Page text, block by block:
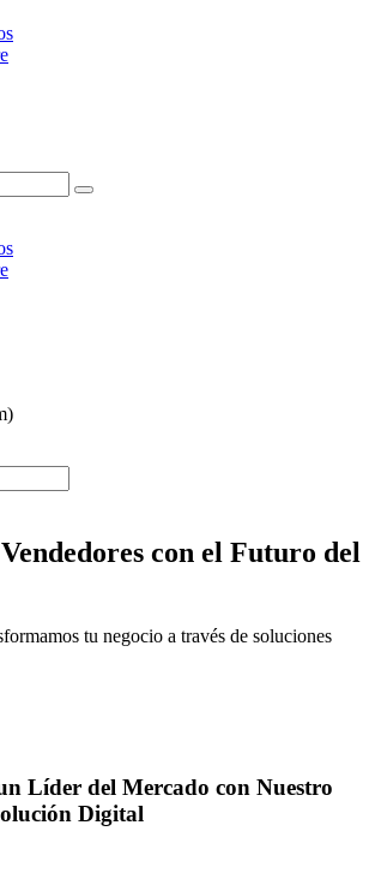
con el Futuro del
tu negocio a través de soluciones
Líder del Mercado con Nuestro
Digital